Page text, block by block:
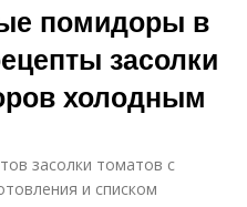
помидоры в
засолки
холодным
засолки томатов с
и списком